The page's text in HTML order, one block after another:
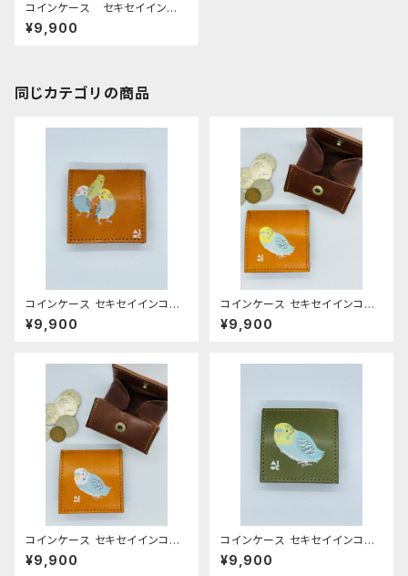
コインケース セキセイイン
コ モノトーン キャメル チェ
ック 栃木レザー
¥9,900
同じカテゴリの商品
コインケース セキセイインコ
3羽 キャメル せきせいいん
こ 栃木レザー
¥9,900
コインケース セキセイインコ
レインボー キャメル せきせ
いいんこ 栃木レザー
¥9,900
コインケース セキセイインコ
ノーマルブルー キャメル せき
せいいんこ 栃木レザー
¥9,900
コインケース セキセイインコ
レインボー グリーン Green
せきせいいんこ 栃木レザー
¥9,900